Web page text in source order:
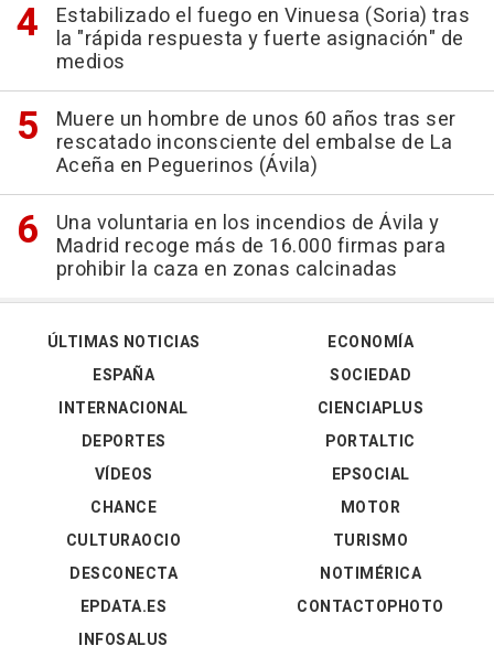
Estabilizado el fuego en Vinuesa (Soria) tras
la "rápida respuesta y fuerte asignación" de
medios
Muere un hombre de unos 60 años tras ser
rescatado inconsciente del embalse de La
Aceña en Peguerinos (Ávila)
Una voluntaria en los incendios de Ávila y
Madrid recoge más de 16.000 firmas para
prohibir la caza en zonas calcinadas
ÚLTIMAS NOTICIAS
ESPAÑA
INTERNACIONAL
DEPORTES
VÍDEOS
ECONOMÍA
SOCIEDAD
CIENCIAPLUS
PORTALTIC
EPSOCIAL
CHANCE
CULTURAOCIO
DESCONECTA
EPDATA.ES
INFOSALUS
MOTOR
TURISMO
NOTIMÉRICA
CONTACTOPHOTO